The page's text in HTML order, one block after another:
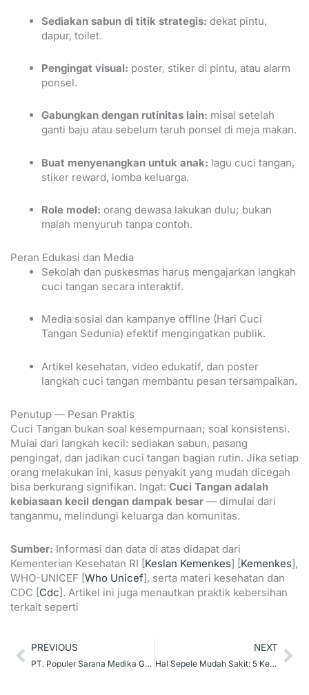
Sediakan sabun di titik strategis: dekat pintu,
dapur, toilet.
Pengingat visual: poster, stiker di pintu, atau alarm
ponsel.
Gabungkan dengan rutinitas lain: misal setelah
ganti baju atau sebelum taruh ponsel di meja makan.
Buat menyenangkan untuk anak: lagu cuci tangan,
stiker reward, lomba keluarga.
Role model: orang dewasa lakukan dulu; bukan
malah menyuruh tanpa contoh.
Peran Edukasi dan Media
Sekolah dan puskesmas harus mengajarkan langkah
cuci tangan secara interaktif.
Media sosial dan kampanye offline (Hari Cuci
Tangan Sedunia) efektif mengingatkan publik.
Artikel kesehatan, video edukatif, dan poster
langkah cuci tangan membantu pesan tersampaikan.
Penutup — Pesan Praktis
Cuci Tangan bukan soal kesempurnaan; soal konsistensi.
Mulai dari langkah kecil: sediakan sabun, pasang
pengingat, dan jadikan cuci tangan bagian rutin. Jika setiap
orang melakukan ini, kasus penyakit yang mudah dicegah
bisa berkurang signifikan. Ingat: Cuci Tangan adalah
kebiasaan kecil dengan dampak besar — dimulai dari
tanganmu, melindungi keluarga dan komunitas.
Sumber: Informasi dan data di atas didapat dari
Kementerian Kesehatan RI [Keslan Kemenkes] [Kemenkes],
WHO-UNICEF [Who Unicef], serta materi kesehatan dan
CDC [Cdc]. Artikel ini juga menautkan praktik kebersihan
terkait seperti
Prev
PREVIOUS
PT. Populer Sarana Medika Gelar Rapat Tahunan 2026 di Surabaya
NEXT
Hal Sepele Mudah Sakit: 5 Kebiasaan Sehari-hari yang Sering Terabaikan